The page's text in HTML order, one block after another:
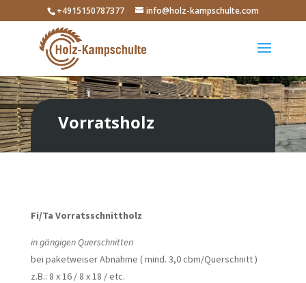
+4915150787377 info@holz-kampschulte.com
Vorratsholz
Fi/Ta Vorratsschnittholz
in gängigen Querschnitten
bei paketweiser Abnahme ( mind. 3,0 cbm/Querschnitt )
z.B.: 8 x 16 / 8 x 18 / etc.